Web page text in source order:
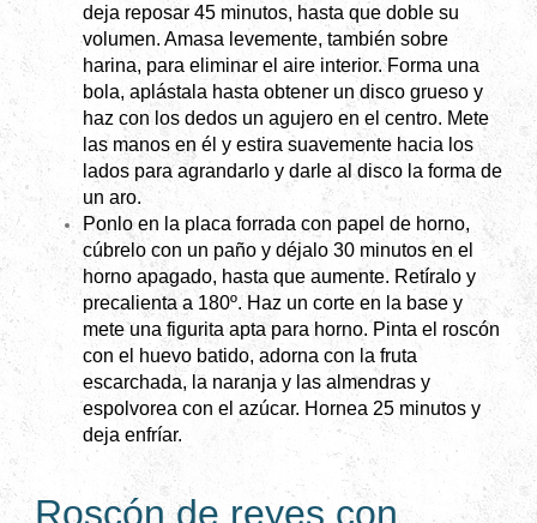
deja reposar 45 minutos, hasta que doble su
volumen. Amasa levemente, también sobre
harina, para eliminar el aire interior. Forma una
bola, aplástala hasta obtener un disco grueso y
haz con los dedos un agujero en el centro. Mete
las manos en él y estira suavemente hacia los
lados para agrandarlo y darle al disco la forma de
un aro.
Ponlo en la placa forrada con papel de horno,
cúbrelo con un paño y déjalo 30 minutos en el
horno apagado, hasta que aumente. Retíralo y
precalienta a 180º. Haz un corte en la base y
mete una figurita apta para horno. Pinta el roscón
con el huevo batido, adorna con la fruta
escarchada, la naranja y las almendras y
espolvorea con el azúcar. Hornea 25 minutos y
deja enfríar.
Roscón de reyes con